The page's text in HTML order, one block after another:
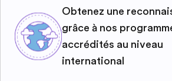
Obtenez une
grâce à nos
accrédités au niveau
international